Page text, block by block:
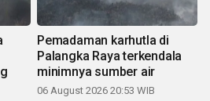
Pemadaman karhutla di
Palangka Raya terkendala
minimnya sumber air
06 August 2026 20:53 WIB